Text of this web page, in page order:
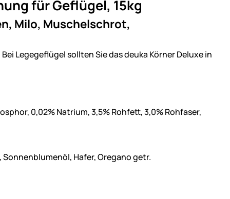
für Geflügel, 15kg
Milo, Muschelschrot,
Legegeflügel sollten Sie das deuka Körner Deluxe in
0,02% Natrium, 3,5% Rohfett, 3,0% Rohfaser,
Hafer, Oregano getr.